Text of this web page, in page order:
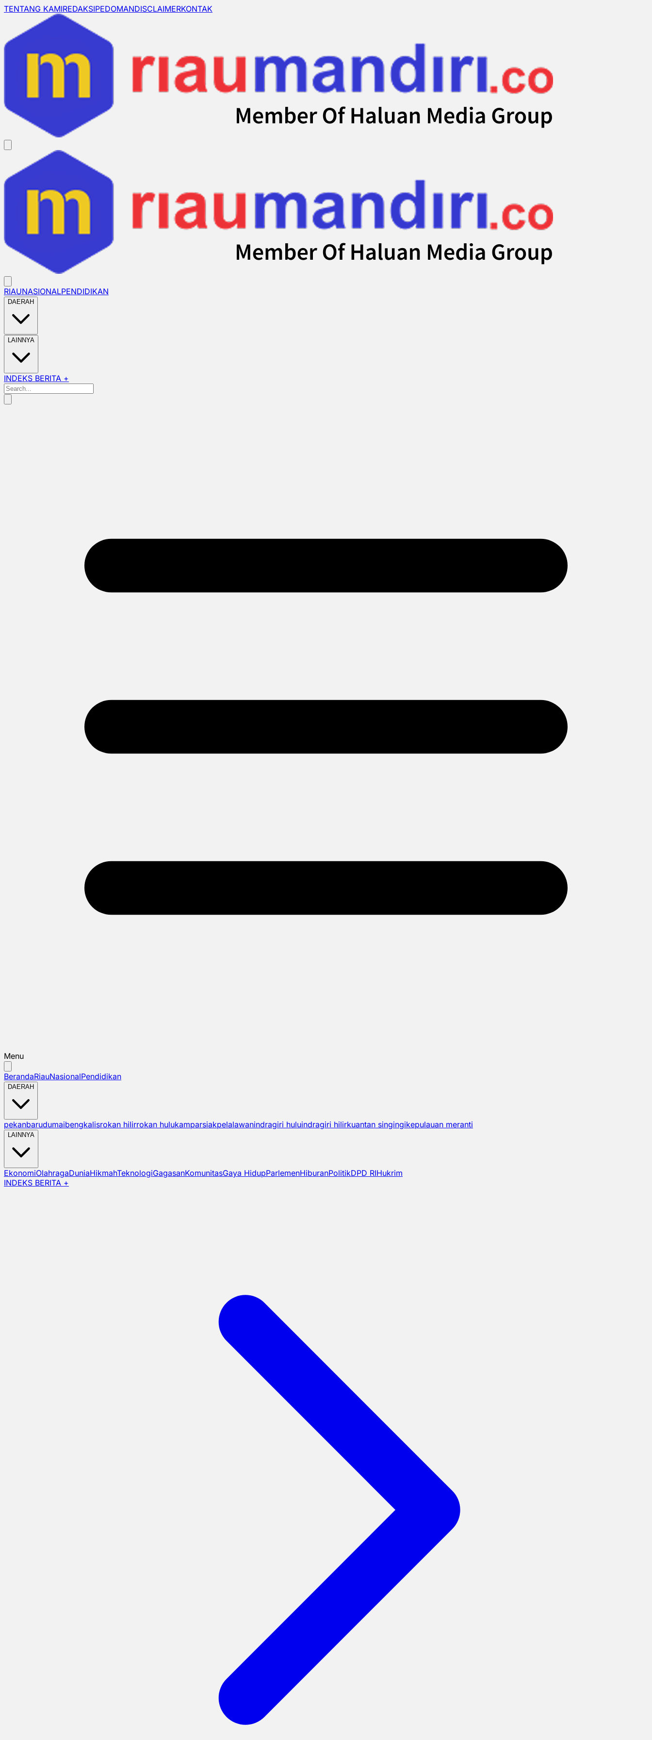
TENTANG KAMIREDAKSIPEDOMANDISCLAIMERKONTAK
RIAUNASIONALPENDIDIKAN
DAERAH
LAINNYA
INDEKS BERITA +
Menu
BerandaRiauNasionalPendidikan
DAERAH
pekanbarudumaibengkalisrokan hilirrokan hulukamparsiakpelalawanindragiri huluindragiri hilirkuantan singingikepulauan meranti
LAINNYA
EkonomiOlahragaDuniaHikmahTeknologiGagasanKomunitasGaya HidupParlemenHiburanPolitikDPD RIHukrim
INDEKS BERITA +